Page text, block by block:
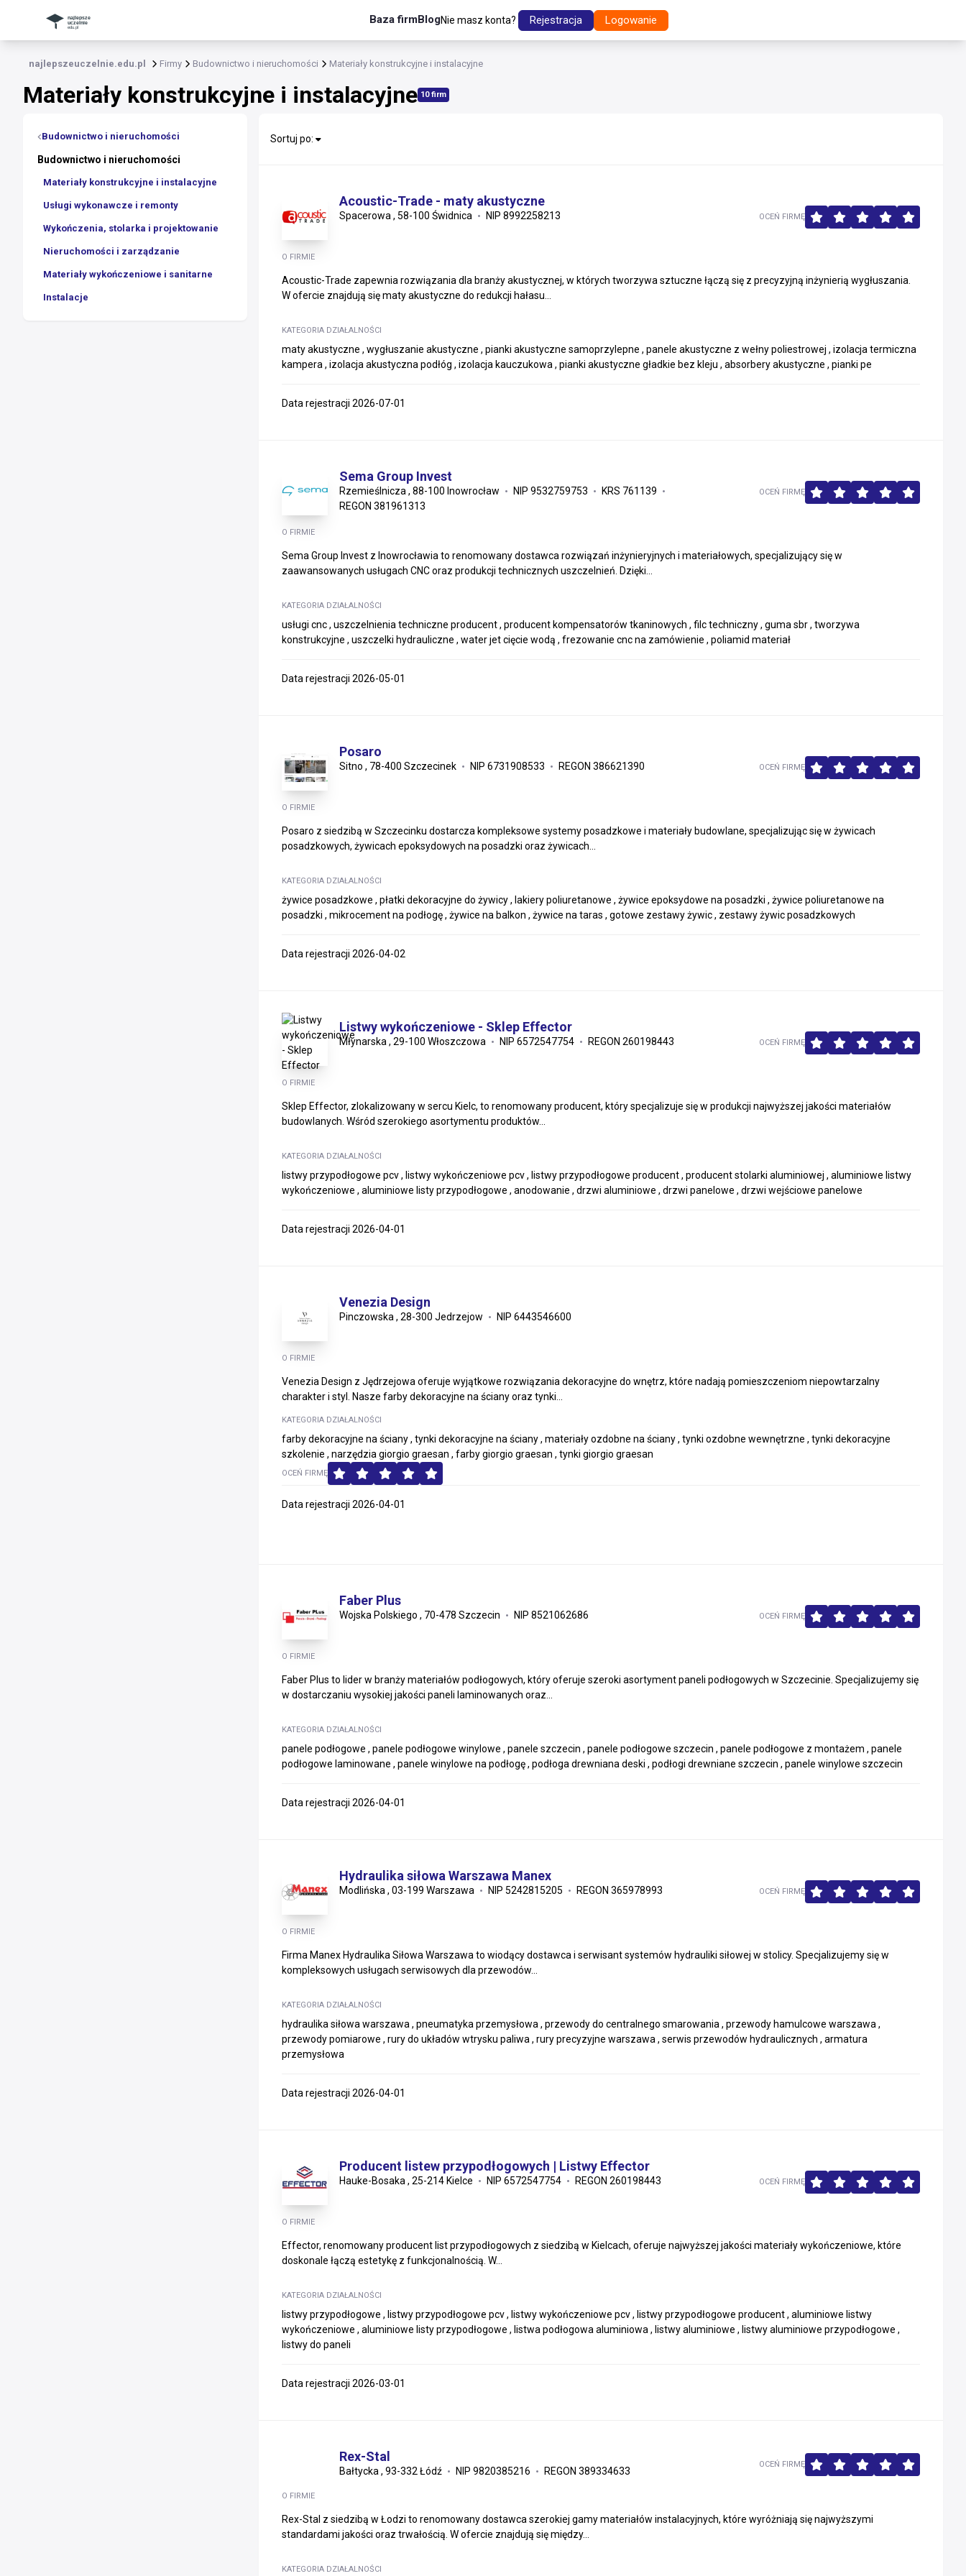
Baza firmBlogNie masz konta? Rejestracja Logowanie
najlepszeuczelnie.edu.pl Firmy Budownictwo i nieruchomości Materiały konstrukcyjne i instalacyjne
Materiały konstrukcyjne i instalacyjne 10 firm
Budownictwo i nieruchomości
Budownictwo i nieruchomości
Materiały konstrukcyjne i instalacyjne
Usługi wykonawcze i remonty
Wykończenia, stolarka i projektowanie
Nieruchomości i zarządzanie
Materiały wykończeniowe i sanitarne
Instalacje
Sortuj po:
Acoustic-Trade - maty akustyczne
Spacerowa , 58-100 Świdnica NIP 8992258213
O FIRMIE
Acoustic-Trade zapewnia rozwiązania dla branży akustycznej, w których tworzywa sztuczne łączą się z precyzyjną inżynierią wygłuszania.
W ofercie znajdują się maty akustyczne do redukcji hałasu...
KATEGORIA DZIAŁALNOŚCI
maty akustyczne , wygłuszanie akustyczne , pianki akustyczne samoprzylepne , panele akustyczne z wełny poliestrowej , izolacja termiczna
kampera , izolacja akustyczna podłóg , izolacja kauczukowa , pianki akustyczne gładkie bez kleju , absorbery akustyczne , pianki pe
OCEŃ FIRMĘ
Data rejestracji 2026-07-01
Sema Group Invest
Rzemieślnicza , 88-100 Inowrocław NIP 9532759753
KRS 761139
REGON 381961313
O FIRMIE
Sema Group Invest z Inowrocławia to renomowany dostawca rozwiązań inżynieryjnych i materiałowych, specjalizujący się w
zaawansowanych usługach CNC oraz produkcji technicznych uszczelnień. Dzięki...
KATEGORIA DZIAŁALNOŚCI
usługi cnc , uszczelnienia techniczne producent , producent kompensatorów tkaninowych , filc techniczny , guma sbr , tworzywa
konstrukcyjne , uszczelki hydrauliczne , water jet cięcie wodą , frezowanie cnc na zamówienie , poliamid materiał
OCEŃ FIRMĘ
Data rejestracji 2026-05-01
Posaro
Sitno , 78-400 Szczecinek NIP 6731908533 REGON 386621390
O FIRMIE
Posaro z siedzibą w Szczecinku dostarcza kompleksowe systemy posadzkowe i materiały budowlane, specjalizując się w żywicach
posadzkowych, żywicach epoksydowych na posadzki oraz żywicach...
KATEGORIA DZIAŁALNOŚCI
żywice posadzkowe , płatki dekoracyjne do żywicy , lakiery poliuretanowe , żywice epoksydowe na posadzki , żywice poliuretanowe na
posadzki , mikrocement na podłogę , żywice na balkon , żywice na taras , gotowe zestawy żywic , zestawy żywic posadzkowych
OCEŃ FIRMĘ
Data rejestracji 2026-04-02
Listwy wykończeniowe - Sklep Effector
Młynarska , 29-100 Włoszczowa NIP 6572547754 REGON 260198443
O FIRMIE
Sklep Effector, zlokalizowany w sercu Kielc, to renomowany producent, który specjalizuje się w produkcji najwyższej jakości materiałów
budowlanych. Wśród szerokiego asortymentu produktów...
KATEGORIA DZIAŁALNOŚCI
listwy przypodłogowe pcv , listwy wykończeniowe pcv , listwy przypodłogowe producent , producent stolarki aluminiowej , aluminiowe listwy
wykończeniowe , aluminiowe listy przypodłogowe , anodowanie , drzwi aluminiowe , drzwi panelowe , drzwi wejściowe panelowe
OCEŃ FIRMĘ
Data rejestracji 2026-04-01
Venezia Design
Pinczowska , 28-300 Jedrzejow NIP 6443546600
O FIRMIE
Venezia Design z Jędrzejowa oferuje wyjątkowe rozwiązania dekoracyjne do wnętrz, które nadają pomieszczeniom niepowtarzalny
charakter i styl. Nasze farby dekoracyjne na ściany oraz tynki...
KATEGORIA DZIAŁALNOŚCI
farby dekoracyjne na ściany , tynki dekoracyjne na ściany , materiały ozdobne na ściany , tynki ozdobne wewnętrzne , tynki dekoracyjne
szkolenie , narzędzia giorgio graesan , farby giorgio graesan , tynki giorgio graesan
OCEŃ FIRMĘ
Data rejestracji 2026-04-01
Faber Plus
Wojska Polskiego , 70-478 Szczecin NIP 8521062686
O FIRMIE
Faber Plus to lider w branży materiałów podłogowych, który oferuje szeroki asortyment paneli podłogowych w Szczecinie. Specjalizujemy się
w dostarczaniu wysokiej jakości paneli laminowanych oraz...
KATEGORIA DZIAŁALNOŚCI
panele podłogowe , panele podłogowe winylowe , panele szczecin , panele podłogowe szczecin , panele podłogowe z montażem , panele
podłogowe laminowane , panele winylowe na podłogę , podłoga drewniana deski , podłogi drewniane szczecin , panele winylowe szczecin
OCEŃ FIRMĘ
Data rejestracji 2026-04-01
Hydraulika siłowa Warszawa Manex
Modlińska , 03-199 Warszawa NIP 5242815205 REGON 365978993
O FIRMIE
Firma Manex Hydraulika Siłowa Warszawa to wiodący dostawca i serwisant systemów hydrauliki siłowej w stolicy. Specjalizujemy się w
kompleksowych usługach serwisowych dla przewodów...
KATEGORIA DZIAŁALNOŚCI
hydraulika siłowa warszawa , pneumatyka przemysłowa , przewody do centralnego smarowania , przewody hamulcowe warszawa ,
przewody pomiarowe , rury do układów wtrysku paliwa , rury precyzyjne warszawa , serwis przewodów hydraulicznych , armatura
przemysłowa
OCEŃ FIRMĘ
Data rejestracji 2026-04-01
Producent listew przypodłogowych | Listwy Effector
Hauke-Bosaka , 25-214 Kielce NIP 6572547754 REGON 260198443
O FIRMIE
Effector, renomowany producent list przypodłogowych z siedzibą w Kielcach, oferuje najwyższej jakości materiały wykończeniowe, które
doskonale łączą estetykę z funkcjonalnością. W...
KATEGORIA DZIAŁALNOŚCI
listwy przypodłogowe , listwy przypodłogowe pcv , listwy wykończeniowe pcv , listwy przypodłogowe producent , aluminiowe listwy
wykończeniowe , aluminiowe listy przypodłogowe , listwa podłogowa aluminiowa , listwy aluminiowe , listwy aluminiowe przypodłogowe ,
listwy do paneli
OCEŃ FIRMĘ
Data rejestracji 2026-03-01
Rex-Stal
Bałtycka , 93-332 Łódź NIP 9820385216 REGON 389334633
O FIRMIE
Rex-Stal z siedzibą w Łodzi to renomowany dostawca szerokiej gamy materiałów instalacyjnych, które wyróżniają się najwyższymi
standardami jakości oraz trwałością. W ofercie znajdują się między...
KATEGORIA DZIAŁALNOŚCI
OCEŃ FIRMĘ